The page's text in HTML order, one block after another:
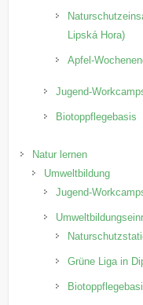
Lipská Hora)
Apfel-
Jugend-
Biotoppflegebasis
Natur lernen
Umweltbildung
Jugend-
Grüne Liga in